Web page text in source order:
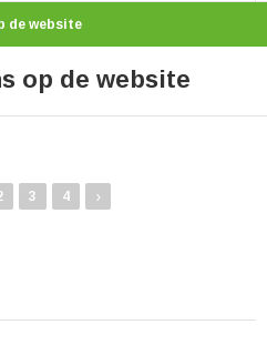
de website
op de website
3 4 ›